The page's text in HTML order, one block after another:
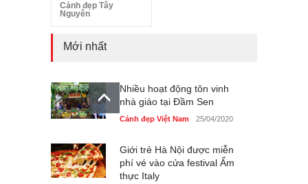
Cảnh đẹp Tây
Nguyên
Mới nhất
Nhiều hoạt động tôn vinh
nhà giáo tại Đầm Sen
Cảnh đẹp Việt Nam 25/04/2020
Giới trẻ Hà Nội được miễn
phí vé vào cửa festival Ẩm
thực Italy